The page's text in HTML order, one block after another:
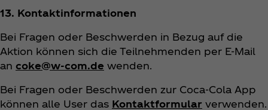
13. Kontaktinformationen
Bei Fragen oder Beschwerden in Bezug auf die
Aktion können sich die Teilnehmenden per E-Mail
an coke@w-com.de wenden.
Bei Fragen oder Beschwerden zur Coca‑Cola App
können alle User das Kontaktformular verwenden.